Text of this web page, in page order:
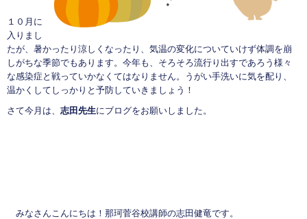
１０月に
入りまし
たが、暑かったり涼しくなったり、気温の変化についていけず体調を崩
しがちな季節でもあります。今年も、そろそろ流行り出すであろう様々
な感染症と戦っていかなくてはなりません。うがい手洗いに気を配り、
温かくしてしっかりと予防していきましょう！
さて今月は、 志田先生にブログをお願いしました。
みなさんこんにちは！那珂菅谷校講師の志田健竜です。